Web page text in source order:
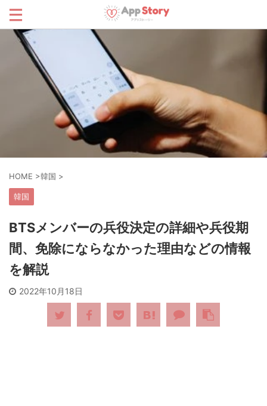
HOME >韓国 >
韓国
BTSメンバーの兵役決定の詳細や兵役期
間、免除にならなかった理由などの情報
を解説
2022年10月18日